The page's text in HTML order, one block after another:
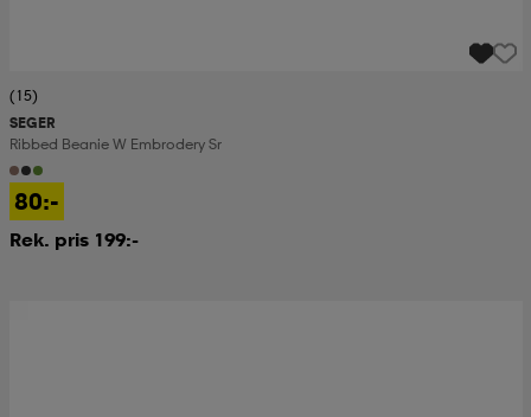
(15)
SEGER
Ribbed Beanie W Embrodery Sr
80:-
Rek. pris 199:-